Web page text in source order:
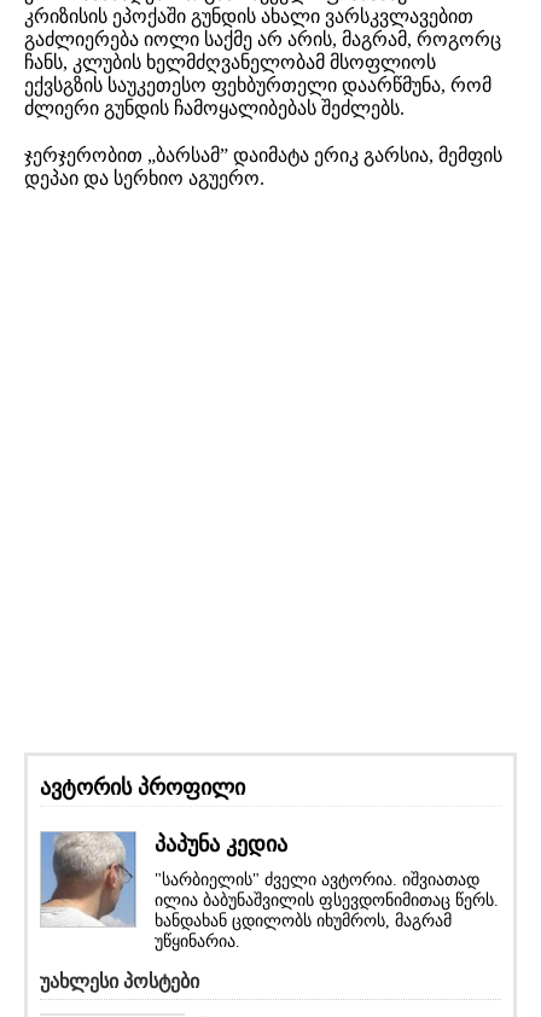
კრიზისის ეპოქაში გუნდის ახალი ვარსკვლავებით
გაძლიერება იოლი საქმე არ არის, მაგრამ, როგორც
ჩანს, კლუბის ხელმძღვანელობამ მსოფლიოს
ექვსგზის საუკეთესო ფეხბურთელი დაარწმუნა, რომ
ძლიერი გუნდის ჩამოყალიბებას შეძლებს.
ჯერჯერობით „ბარსამ” დაიმატა ერიკ გარსია, მემფის
დეპაი და სერხიო აგუერო.
ავტორის პროფილი
პაპუნა კედია
"სარბიელის" ძველი ავტორია. იშვიათად
ილია ბაბუნაშვილის ფსევდონიმითაც წერს.
ხანდახან ცდილობს იხუმროს, მაგრამ
უწყინარია.
უახლესი პოსტები